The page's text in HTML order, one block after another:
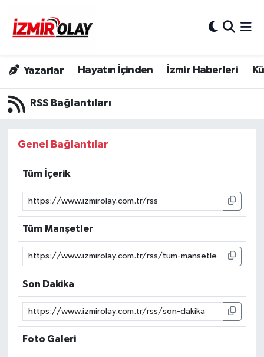
Yazarlar Hayatın İçinden İzmir Haberleri
RSS Bağlantıları
Genel Bağlantılar
Tüm İçerik
Tüm Manşetler
Son Dakika
Foto Galeri
Konak Trafik Yoğunluk Haritası
Süper Lig Puan Durumu ve Fikstür
Haber Arşivi